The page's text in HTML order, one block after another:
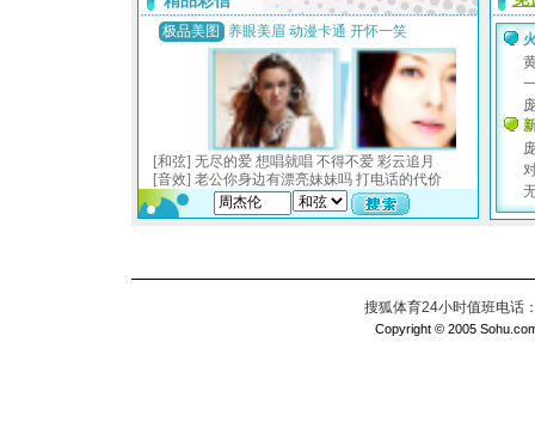
搜狐体育24小时值班电话
Copyright © 2005